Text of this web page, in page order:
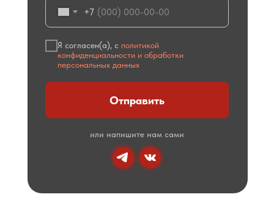
+7
Я согласен(а), с политикой
конфиденциальности и обработки
персональных данных
Отправить
или напишите нам сами